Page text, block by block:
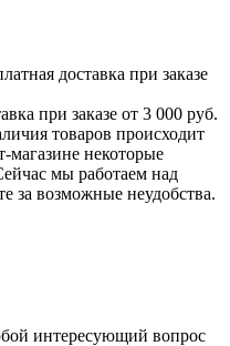
доставка при заказе
при заказе от 3 000 руб.
товаров происходит
магазине некоторые
мы работаем над
за возможные неудобства.
интересующий вопрос